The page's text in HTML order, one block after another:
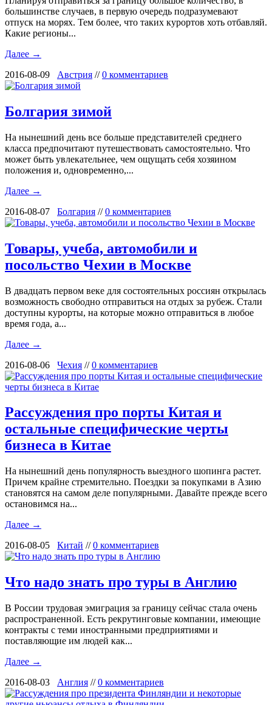
большинстве случаев, в первую очередь подразумевают
отпуск на морях. Тем более, что таких курортов хоть отбавляй.
Какие регионы...
Далее →
2016-08-09 Австрия //0 комментариев
Болгария зимой
На нынешний день все больше представителей среднего
класса предпочитают путешествовать самостоятельно. Что
может быть увлекательнее, чем ощущать себя хозяином
положения и, одновременно,...
Далее →
2016-08-07 Болгария //0 комментариев
Товары, учеба, автомобили и
посольство Чехии в Москве
В двадцать первом веке для состоятельных россиян открылась
возможность свободно отправиться на отдых за рубеж. Стали
доступны курорты, на которые можно отправиться в любое
время года, а...
Далее →
2016-08-06 Чехия //0 комментариев
Рассуждения про порты Китая и
остальные специфические черты
бизнеса в Китае
На нынешний день популярность выездного шопинга растет.
Причем крайне стремительно. Поездки за покупками в Азию
становятся на самом деле популярными. Давайте прежде всего
остановимся на...
Далее →
2016-08-05 Китай //0 комментариев
Что надо знать про туры в Англию
В России трудовая эмиграция за границу сейчас стала очень
распространенной. Есть рекрутинговые компании, имеющие
контракты с теми иностранными предприятиями и
поставляющие им людей как...
Далее →
2016-08-03 Англия //0 комментариев